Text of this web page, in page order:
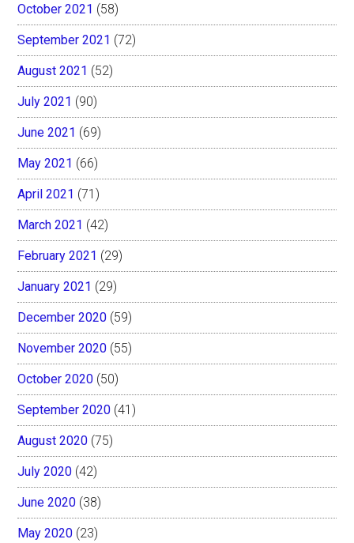
October 2021 (58)
September 2021 (72)
August 2021 (52)
July 2021 (90)
June 2021 (69)
May 2021 (66)
April 2021 (71)
March 2021 (42)
February 2021 (29)
January 2021 (29)
December 2020 (59)
November 2020 (55)
October 2020 (50)
September 2020 (41)
August 2020 (75)
July 2020 (42)
June 2020 (38)
May 2020 (23)